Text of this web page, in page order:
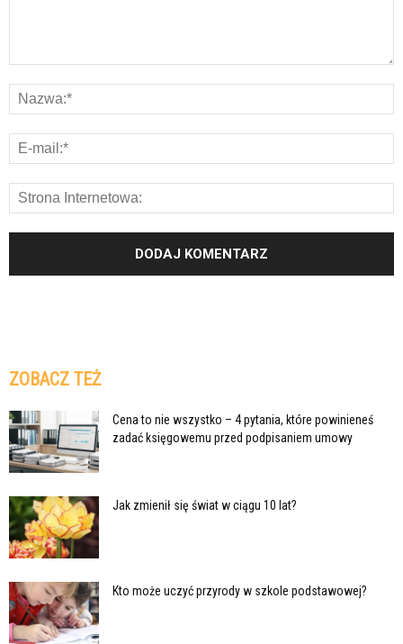
ZOBACZ TEŻ
Cena to nie wszystko – 4 pytania, które powinieneś
zadać księgowemu przed podpisaniem umowy
Jak zmienił się świat w ciągu 10 lat?
Kto może uczyć przyrody w szkole podstawowej?